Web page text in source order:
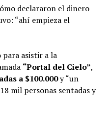
declararon el dinero
“ahí empieza el
para asistir a la
“Portal del Cielo”,
a $100.000y “un
mil personas sentadas y